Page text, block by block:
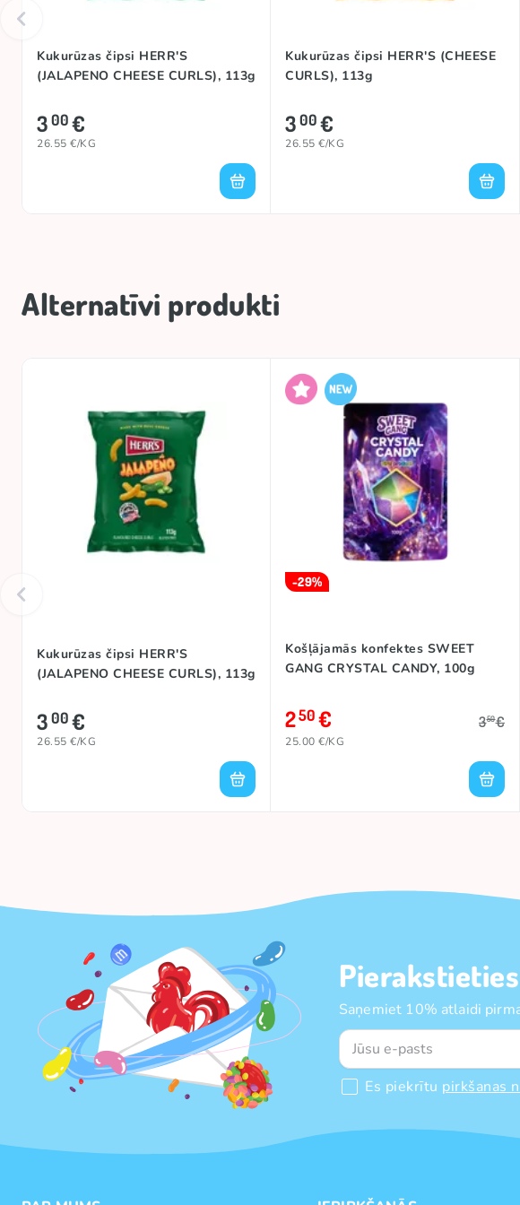
Kukurūzas čipsi HERR'S
(JALAPENO CHEESE CURLS), 113g
300€
26.55 €/KG
Kukurūzas čipsi HERR'S (CHEESE
CURLS), 113g
300€
26.55 €/KG
Alternatīvi produkti
Kukurūzas čipsi HERR'S
(JALAPENO CHEESE CURLS), 113g
300€
26.55 €/KG
-29%
Košļājamās konfektes SWEET
GANG CRYSTAL CANDY, 100g
250€ 350€
25.00 €/KG
Saņemiet 10% atlaidi
Es piekrītu pirkšanas